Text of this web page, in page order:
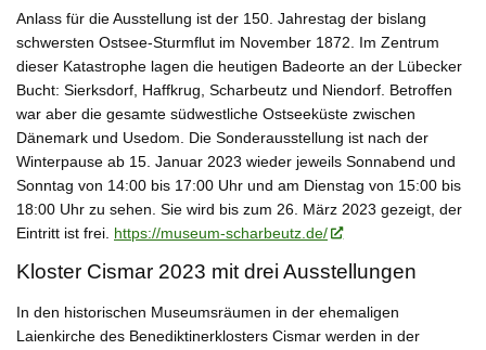
Anlass für die Ausstellung ist der 150. Jahrestag der bislang
schwersten Ostsee-Sturmflut im November 1872. Im Zentrum
dieser Katastrophe lagen die heutigen Badeorte an der Lübecker
Bucht: Sierksdorf, Haffkrug, Scharbeutz und Niendorf. Betroffen
war aber die gesamte südwestliche Ostseeküste zwischen
Dänemark und Usedom. Die Sonderausstellung ist nach der
Winterpause ab 15. Januar 2023 wieder jeweils Sonnabend und
Sonntag von 14:00 bis 17:00 Uhr und am Dienstag von 15:00 bis
18:00 Uhr zu sehen. Sie wird bis zum 26. März 2023 gezeigt, der
Eintritt ist frei. https://museum-scharbeutz.de/
Kloster Cismar 2023 mit drei Ausstellungen
In den historischen Museumsräumen in der ehemaligen
Laienkirche des Benediktinerklosters Cismar werden in der